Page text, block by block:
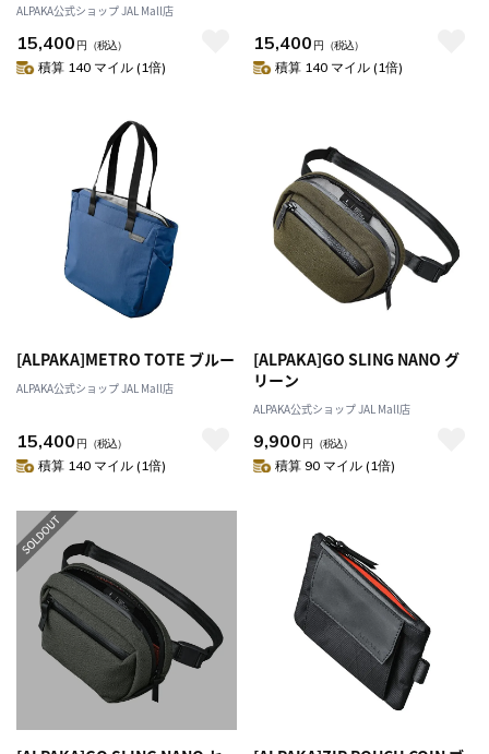
ALPAKA公式ショップ JAL Mall店
15,400 円 （税込）
積算 140 マイル (1倍)
15,400 円 （税込）
積算 140 マイル (1倍)
[ALPAKA]METRO TOTE ブルー
ALPAKA公式ショップ JAL Mall店
15,400 円 （税込）
積算 140 マイル (1倍)
[ALPAKA]GO SLING NANO グ
リーン
ALPAKA公式ショップ JAL Mall店
9,900 円 （税込）
積算 90 マイル (1倍)